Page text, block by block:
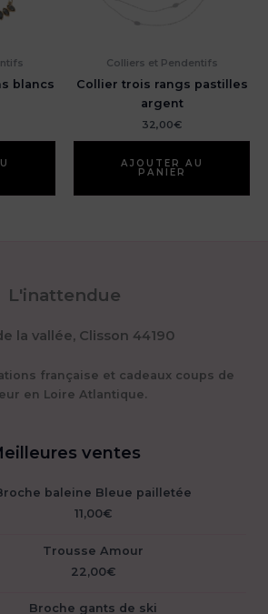
blancs
Colliers et Pendentifs
Collier trois rangs pastilles
argent
32,00€
AJOUTER AU
PANIER
L'inattendue
la vallée, Clisson 44190
française et cadeaux coups de
en Loire Atlantique.
ventes
baleine Bleue pailletée
11,00€
Trousse Amour
22,00€
Broche gants de ski